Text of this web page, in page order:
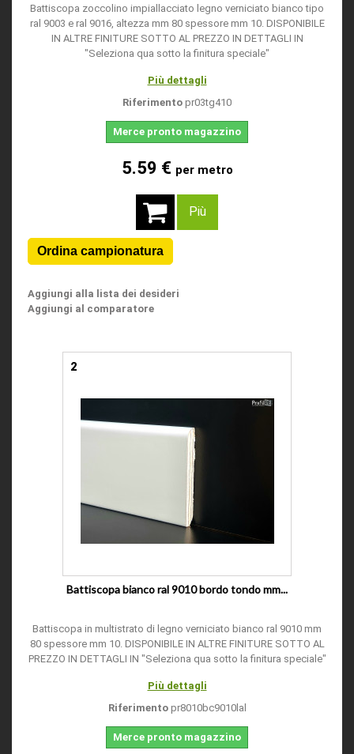
Battiscopa zoccolino impiallacciato legno verniciato bianco tipo
ral 9003 e ral 9016, altezza mm 80 spessore mm 10. DISPONIBILE
IN ALTRE FINITURE SOTTO AL PREZZO IN DETTAGLI IN
"Seleziona qua sotto la finitura speciale"
Più dettagli
Riferimento pr03tg410
Merce pronto magazzino
5.59 € per metro
Più
Aggiungi alla lista dei desideri
Aggiungi al comparatore
2
Battiscopa bianco ral 9010 bordo tondo mm...
Battiscopa in multistrato di legno verniciato bianco ral 9010 mm
80 spessore mm 10. DISPONIBILE IN ALTRE FINITURE SOTTO AL
PREZZO IN DETTAGLI IN "Seleziona qua sotto la finitura speciale"
Più dettagli
Riferimento pr8010bc9010lal
Merce pronto magazzino